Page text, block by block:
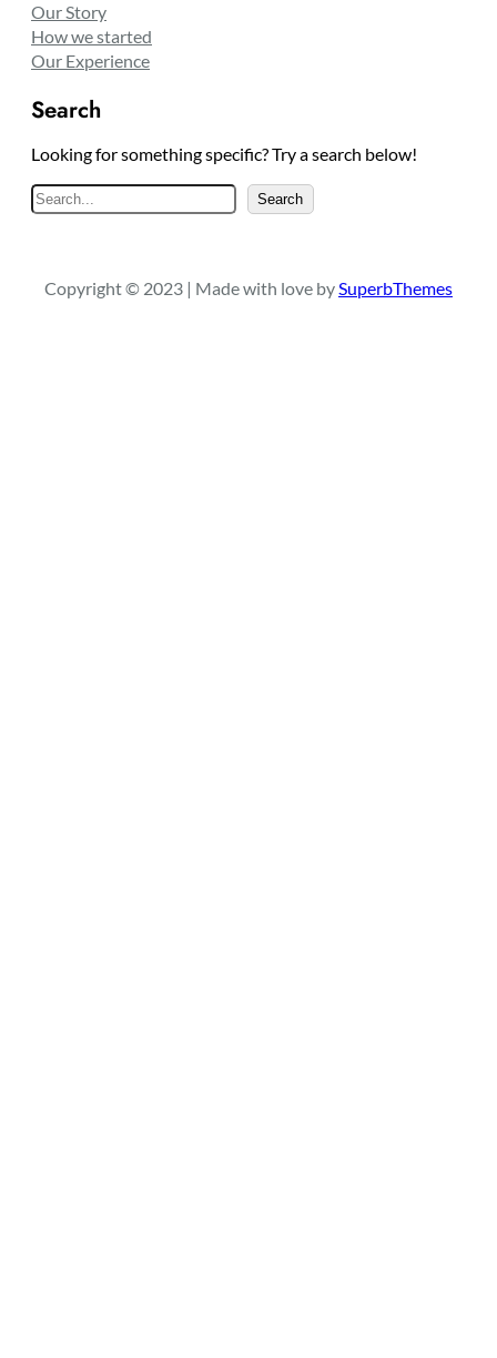
Our Story
How we started
Our Experience
Search
Looking for something specific? Try a search below!
e
c
Search
Copyright © 2023 | Made with love bySuperbThemes